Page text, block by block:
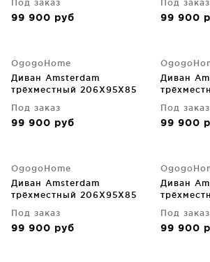
Под заказ
99 900 руб
Под заказ
99 900
OgogoHome
Диван Amsterdam
трёхместный 206X95X85
Под заказ
99 900 руб
Диван
Под заказ
99 900
OgogoHome
Диван Amsterdam
трёхместный 206X95X85
Под заказ
99 900 руб
Диван
Под заказ
99 900